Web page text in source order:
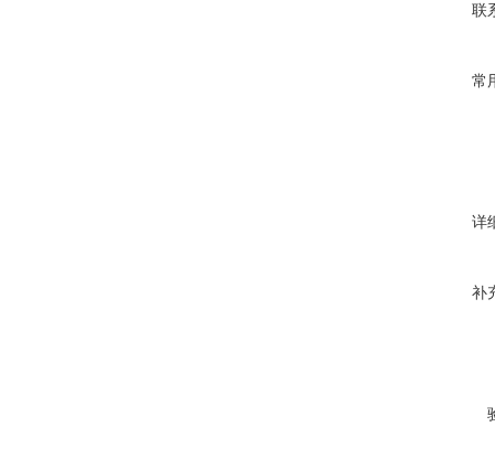
联
常
详
补